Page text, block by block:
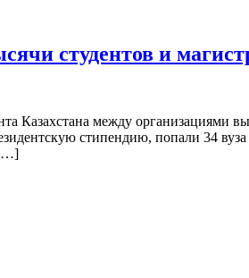
студентов и
Казахстана между организациями
стипендию, попали 34
[…]